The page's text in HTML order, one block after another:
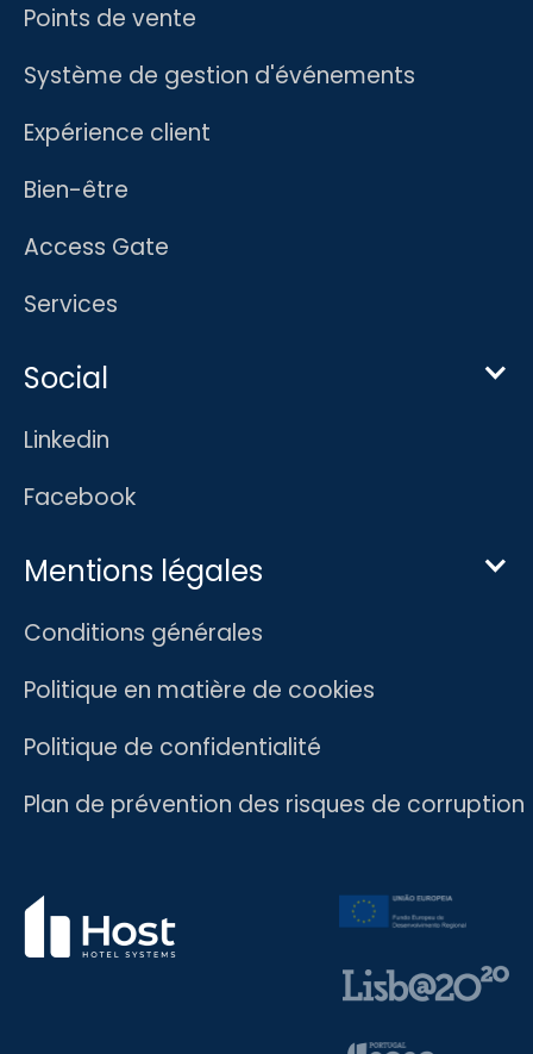
Points de vente
Système de gestion d'événements
Expérience client
Bien-être
Access Gate
Services
Social
Linkedin
Facebook
Mentions légales
Conditions générales
Politique en matière de cookies
Politique de confidentialité
Plan de prévention des risques de corruption